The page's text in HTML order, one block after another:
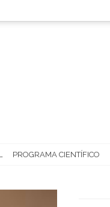
PROGRAMA CIENTÍFICO